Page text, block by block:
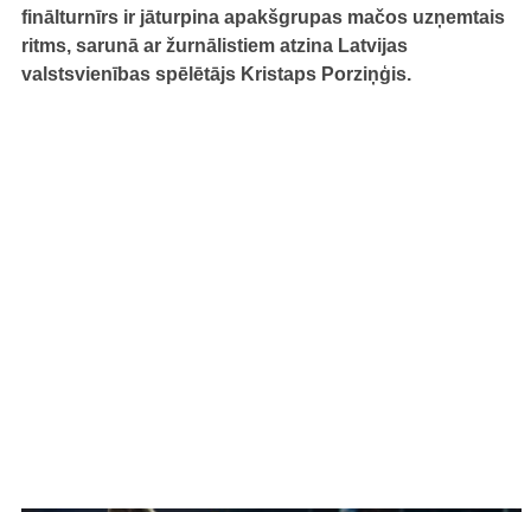
finālturnīrs ir jāturpina apakšgrupas mačos uzņemtais
ritms, sarunā ar žurnālistiem atzina Latvijas
valstsvienības spēlētājs Kristaps Porziņģis.